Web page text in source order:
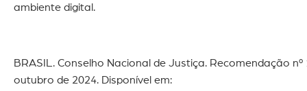
ambiente digital.
BRASIL. Conselho Nacional de Justiça. Recomendação nº
outubro de 2024. Disponível em: